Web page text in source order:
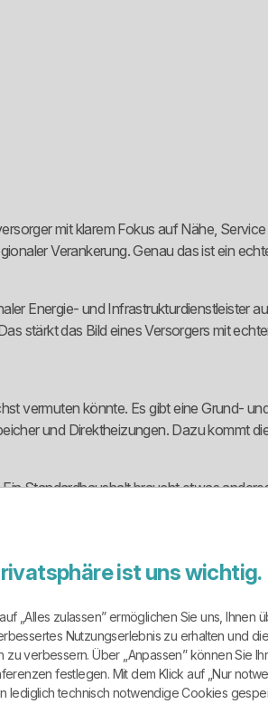
mit klarem Fokus auf Nähe,
Verankerung. Genau das ist ein
Energie- und Infrastrukturdienstleister
stärkt das Bild eines Versorgers mit
vermuten könnte. Es gibt eine Grund-
und Direktheizungen. Dazu kommt
Standardhaushalt braucht etwas
die technischen
stark über den Tarifrechner. Das
einzeln darstellen.
setzt sich der Strommix
Energien besteht.
ist uns wichtig.
„Alles zulassen” ermöglichen Sie uns, Ihnen
Nutzungserlebnis zu erhalten und
zu verbessern. Über „Anpassen” können Sie
festlegen. Mit dem Klick auf „Nur
lediglich technisch notwendige Cookies